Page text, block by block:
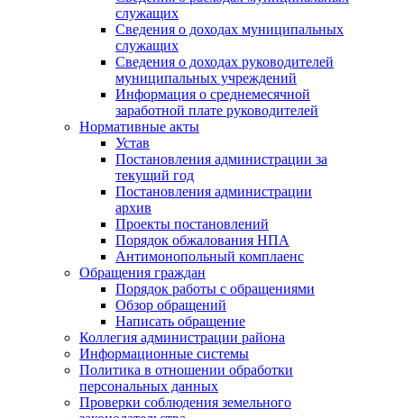
служащих
Сведения о доходах муниципальных
служащих
Сведения о доходах руководителей
муниципальных учреждений
Информация о среднемесячной
заработной плате руководителей
Нормативные акты
Устав
Постановления администрации за
текущий год
Постановления администрации
архив
Проекты постановлений
Порядок обжалования НПА
Антимонопольный комплаенс
Обращения граждан
Порядок работы с обращениями
Обзор обращений
Написать обращение
Коллегия администрации района
Информационные системы
Политика в отношении обработки
персональных данных
Проверки соблюдения земельного